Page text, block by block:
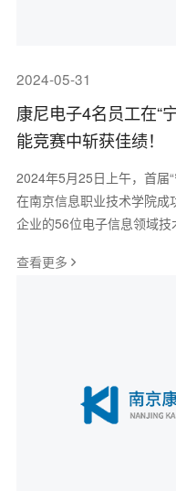
2024-05-31
康尼电子4名员工在“
能竞赛中斩获佳绩！
2024年5月25日上午，首届
在南京信息职业技术学院成
企业的56位电子信息领域
查看更多